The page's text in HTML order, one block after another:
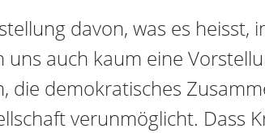
davon, was es heisst,
auch kaum eine
die demokratisches
verunmöglicht. Dass